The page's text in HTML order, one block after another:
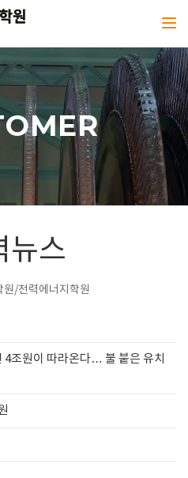
뉴스
원/전력에너지학원
4조원이 따라온다… 불 붙은 유치